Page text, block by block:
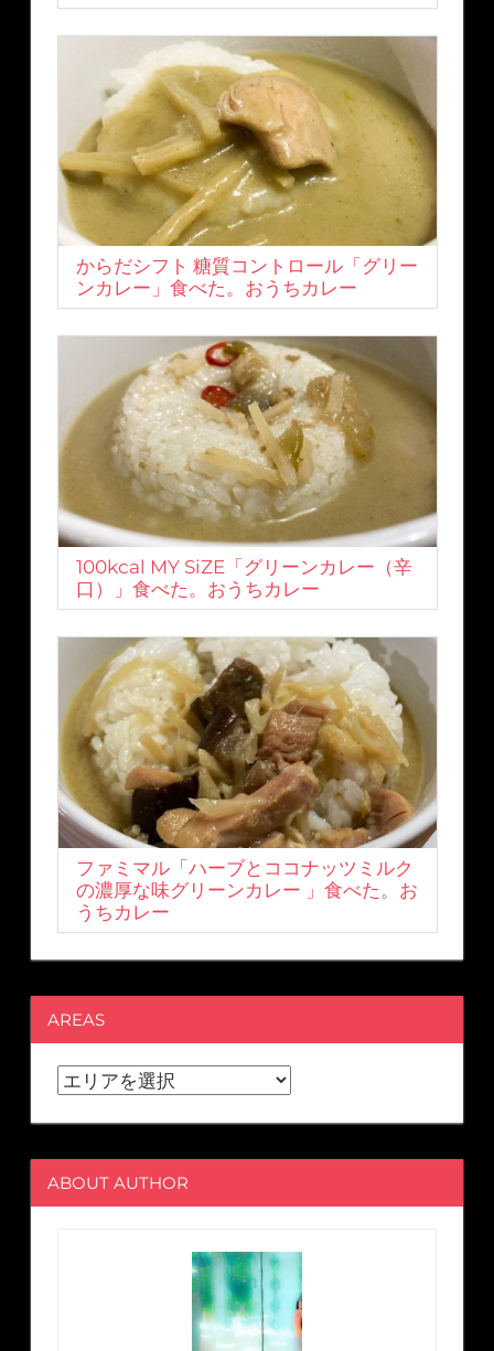
からだシフト 糖質コントロール「グリー
ンカレー」食べた。おうちカレー
100kcal MY SiZE「グリーンカレー（辛
口）」食べた。おうちカレー
ファミマル「ハーブとココナッツミルク
の濃厚な味グリーンカレー 」食べた。お
うちカレー
AREAS
ABOUT AUTHOR